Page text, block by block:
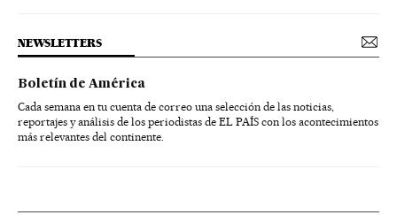
NEWSLETTERS
Boletín de América
Cada semana en tu cuenta de correo una selección de las noticias,
reportajes y análisis de los periodistas de EL PAÍS con los acontecimientos
más relevantes del continente.